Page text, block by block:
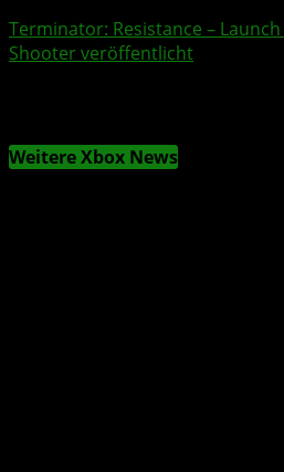
Terminator: Resistance – Launch
Shooter veröffentlicht
Weitere Xbox News